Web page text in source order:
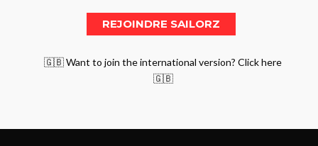
🇬🇧 Want to join the international version? Click here
🇬🇧